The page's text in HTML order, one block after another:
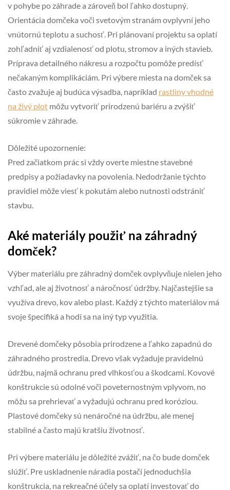
v pohybe po záhrade a zároveň bol ľahko dostupný.
Orientácia domčeka voči svetovým stranám ovplyvní jeho
vnútornú teplotu a suchosť. Pri plánovaní projektu sa oplatí
zohľadniť aj vzdialenosť od plotu, stromov a iných stavieb.
Príprava detailného nákresu a rozpočtu pomôže predísť
nečakaným komplikáciám. Pri výbere miesta na domček sa
často zvažuje aj budúca výsadba, napríklad rastliny vhodné
na živý plot môžu vytvoriť prirodzenú bariéru a zvýšiť
súkromie v záhrade.
Dôležité upozornenie:
Pred začiatkom prác si vždy overte miestne stavebné
predpisy a požiadavky na povolenia. Nedodržanie týchto
pravidiel môže viesť k pokutám alebo nutnosti odstrániť
stavbu.
Aké materiály použiť na záhradný
domček?
Výber materiálu pre záhradný domček ovplyvňuje nielen jeho
vzhľad, ale aj životnosť a náročnosť údržby. Najčastejšie sa
využíva drevo, kov alebo plast. Každý z týchto materiálov má
svoje špecifiká a hodí sa na iný typ využitia.
Drevené domčeky pôsobia prirodzene a ľahko zapadnú do
záhradného prostredia. Drevo však vyžaduje pravidelnú
údržbu, najmä ochranu pred vlhkosťou a škodcami. Kovové
konštrukcie sú odolné voči poveternostným vplyvom, no
môžu sa prehrievať a vyžadujú ochranu pred koróziou.
Plastové domčeky sú nenáročné na údržbu, ale menej
stabilné a často majú kratšiu životnosť.
Pri výbere materiálu je dôležité zvážiť, na čo bude domček
slúžiť. Pre uskladnenie náradia postačí jednoduchšia
konštrukcia, na rekreačné účely sa oplatí investovať do